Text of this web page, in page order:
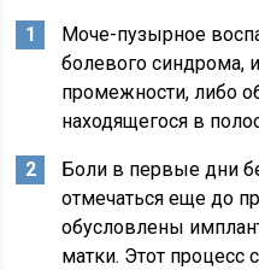
Моче-пузырное
болевого синдрома,
промежности, либо
находящегося в
Боли в первые дни
отмечаться еще до
обусловлены
матки. Этот процесс